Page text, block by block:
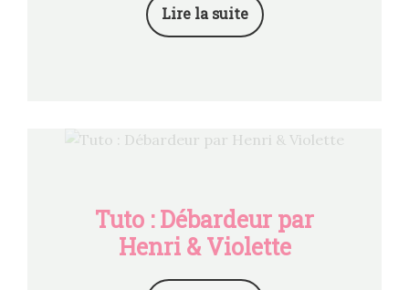
Lire la suite
Tuto : Débardeur par
Henri & Violette